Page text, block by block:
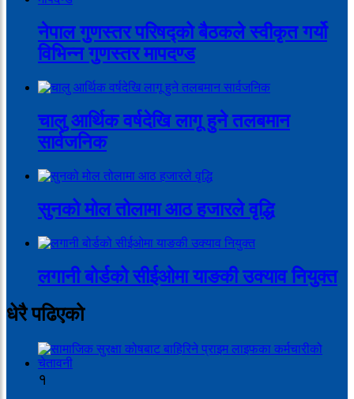
नेपाल गुणस्तर परिषद्को बैठकले स्वीकृत गर्यो
विभिन्न गुणस्तर मापदण्ड
चालु आर्थिक वर्षदेखि लागू हुने तलबमान
सार्वजनिक
सुनको मोल तोलामा आठ हजारले वृद्धि
लगानी बोर्डको सीईओमा याङकी उक्याव नियुक्त
धेरै पढिएको
१